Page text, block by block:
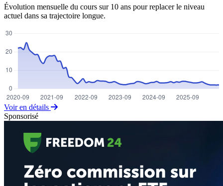
Évolution mensuelle du cours sur 10 ans pour replacer le niveau
actuel dans sa trajectoire longue.
Voir en détails
Sponsorisé